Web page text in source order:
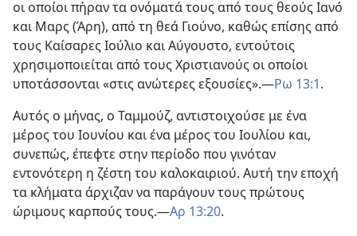
οι οποίοι πήραν τα ονόματά τους από τους θεούς Ιανό
και Μαρς (Άρη), από τη θεά Γιούνο, καθώς επίσης από
τους Καίσαρες Ιούλιο και Αύγουστο, εντούτοις
χρησιμοποιείται από τους Χριστιανούς οι οποίοι
υποτάσσονται «στις ανώτερες εξουσίες».—Ρω 13:1.
Αυτός ο μήνας, ο Ταμμούζ, αντιστοιχούσε με ένα
μέρος του Ιουνίου και ένα μέρος του Ιουλίου και,
συνεπώς, έπεφτε στην περίοδο που γινόταν
εντονότερη η ζέστη του καλοκαιριού. Αυτή την εποχή
τα κλήματα άρχιζαν να παράγουν τους πρώτους
ώριμους καρπούς τους.—Αρ 13:20.